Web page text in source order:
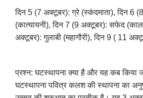
दिन 5 (7 अक्टूबर): ग्रे (स्कंदमाता), दिन 6
(कात्यायनी), दिन 7 (9 अक्टूबर): सफेद
अक्टूबर): गुलाबी (महागौरी), दिन 9 ( 11
प्रश्न: घटस्थापना क्या है और यह कब किया
घटस्थापना पवित्र कलश की स्थापना का